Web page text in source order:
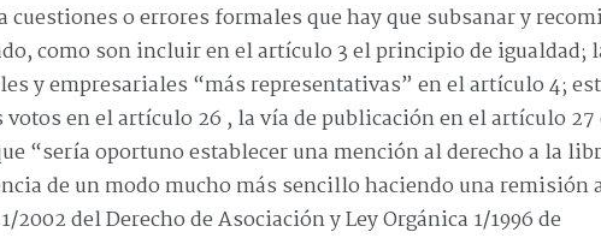
cuestiones o errores formales que hay que subsanar y
como son incluir en el artículo 3 el principio de igualdad;
y empresariales “más representativas” en el artículo 4;
en el artículo 26 , la vía de publicación en el artículo 27
“sería oportuno establecer una mención al derecho a la
de un modo mucho más sencillo haciendo una remisión
del Derecho de Asociación y Ley Orgánica 1/1996 de